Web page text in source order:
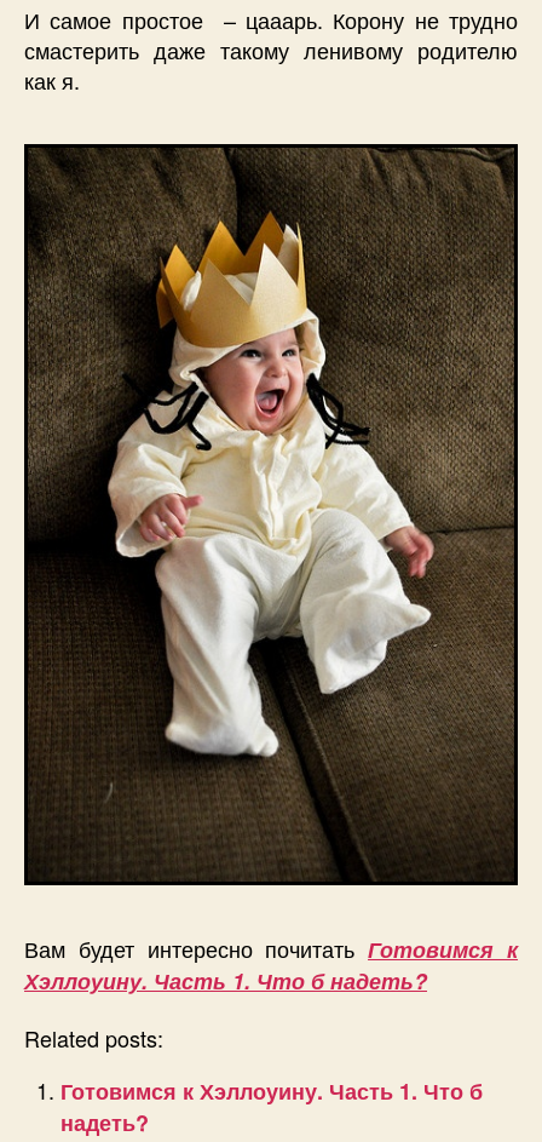
И самое простое – цааарь. Корону не трудно
смастерить даже такому ленивому родителю
как я.
Вам будет интересно почитатьГотовимся к
Хэллоуину. Часть 1. Что б надеть?
Related posts:
Готовимся к Хэллоуину. Часть 1. Что б
надеть?